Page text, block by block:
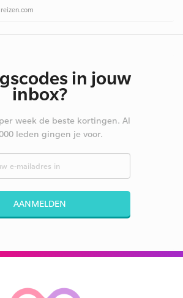
in jouw
inbox?
week de beste kortingen. Al
leden gingen je voor.
AANMELDEN